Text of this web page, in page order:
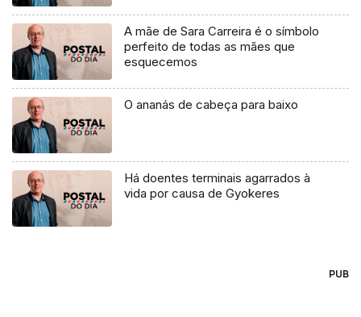
A mãe de Sara Carreira é o símbolo
perfeito de todas as mães que
esquecemos
O ananás de cabeça para baixo
Há doentes terminais agarrados à
vida por causa de Gyokeres
PUB